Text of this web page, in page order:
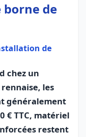
borne de
de
chez un
les
généralement
€ TTC, matériel
restent